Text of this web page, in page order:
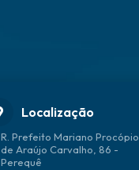
Localização
R. Prefeito Mariano Procópio
de Araújo Carvalho, 86 -
Perequê